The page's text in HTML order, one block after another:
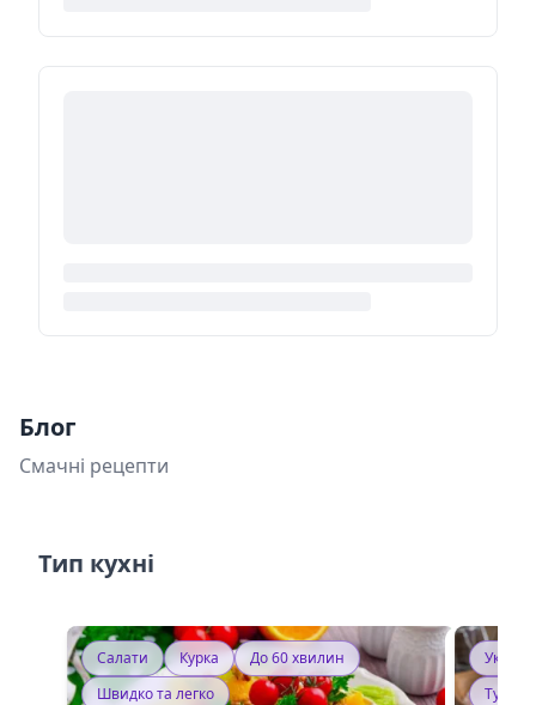
Блог
Смачні рецепти
Тип кухні
Салати Курка
До 60 хвилин
Швидко та легко